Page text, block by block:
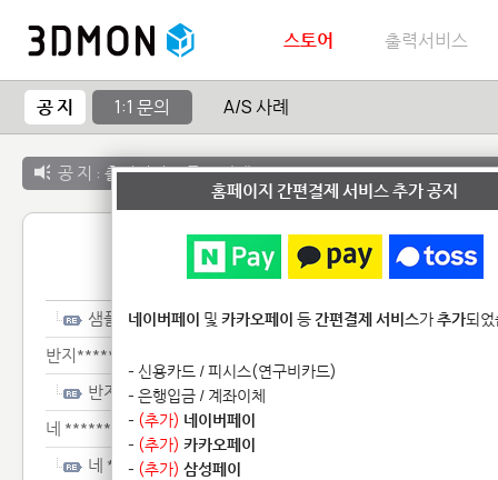
스토어 출력서비스
공 지 1:1 문의 A/S 사례
공 지 : 출력서비스 종료 안내
1:1 문
샘플**************
반지*************
반지*************
네 ********************
네 ********************
홈페이지 간편결제 서비스 추가 공지
네이버페이 및 카카오페이 등간편결제 서비스가추가되
- 신용카드 / 피시스(연구비카드)
- 은행입금 / 계좌이체
- (추가) 네이버페이
- (추가) 카카오페이
- (추가) 삼성페이